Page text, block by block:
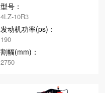
型号：
4LZ-10R3
发动机功率(ps)：
190
割幅(mm)：
2750